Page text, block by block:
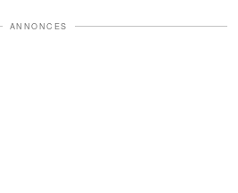
ANNONCES